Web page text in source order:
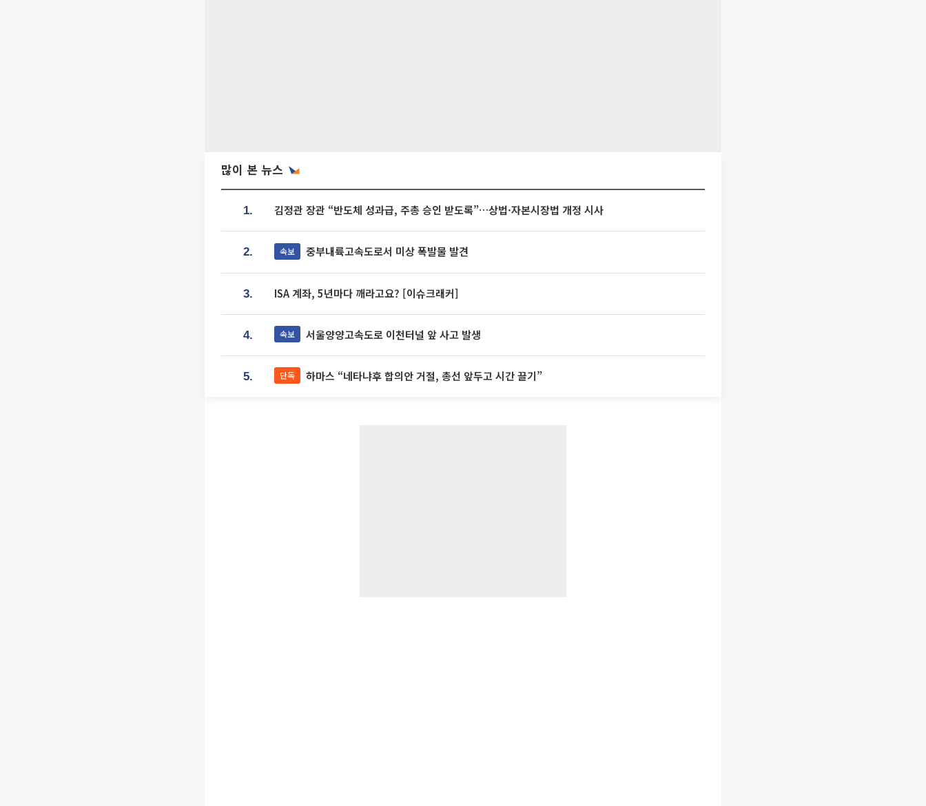
많이 본 뉴스
1. 김정관 장관 “반도체 성과급, 주총 승인 받도록”…상법·자본시장법 개정 시사
2. 속보 중부내륙고속도로서 미상 폭발물 발견
3. ISA 계좌, 5년마다 깨라고요? [이슈크래커]
4. 속보 서울양양고속도로 이천터널 앞 사고 발생
5. 단독 하마스 “네타냐후 합의안 거절, 총선 앞두고 시간 끌기”